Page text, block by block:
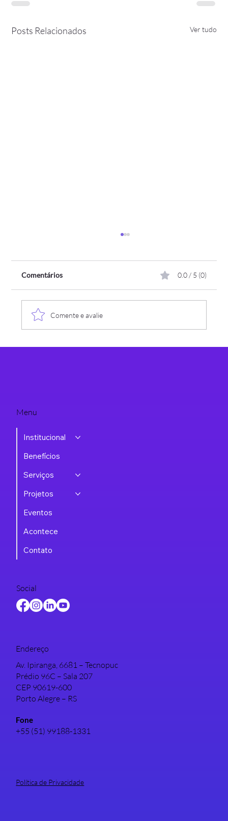
Posts Relacionados Ver tudo
Comentários 0.0 / 5 (0)
Comente e avalie
Menu
Institucional
Benefícios
Serviços
Projetos
Eventos
Acontece
Contato
Social
Endereço
Av. Ipiranga, 6681 – Tecnopuc
Prédio 96C – Sala 207
CEP 90619-600
Porto Alegre – RS
Fone
+55 (51) 99188-1331
Política de Privacidade